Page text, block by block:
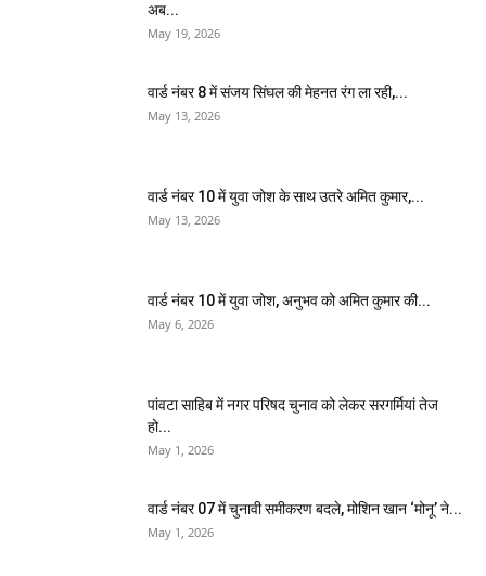
अब...
May 19, 2026
वार्ड नंबर 8 में संजय सिंघल की मेहनत रंग ला रही,...
May 13, 2026
वार्ड नंबर 10 में युवा जोश के साथ उतरे अमित कुमार,...
May 13, 2026
वार्ड नंबर 10 में युवा जोश, अनुभव को अमित कुमार की...
May 6, 2026
पांवटा साहिब में नगर परिषद चुनाव को लेकर सरगर्मियां तेज
हो...
May 1, 2026
वार्ड नंबर 07 में चुनावी समीकरण बदले, मोशिन खान ‘मोनू’ ने...
May 1, 2026